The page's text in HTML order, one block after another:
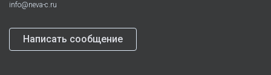
info@neva-c.ru
Написать сообщение